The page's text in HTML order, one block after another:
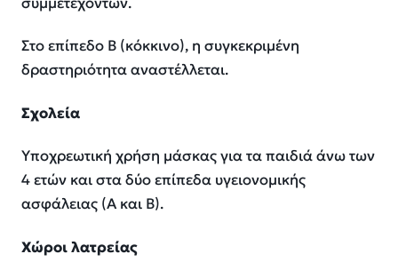
Στο επίπεδο Β (κόκκινο), η συγκεκριμένη
δραστηριότητα αναστέλλεται.
Σχολεία
Υποχρεωτική χρήση μάσκας για τα παιδιά άνω των
4 ετών και στα δύο επίπεδα υγειονομικής
ασφάλειας (Α και Β).
Χώροι λατρείας